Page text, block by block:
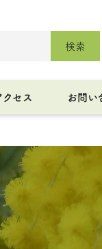
検索
クセス お問い